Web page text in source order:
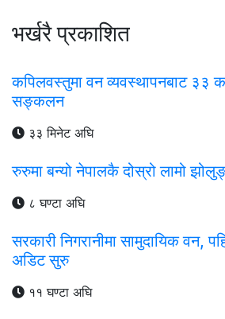
भर्खरै प्रकाशित
कपिलवस्तुमा वन व्यवस्थापनबाट ३३
सङ्कलन
३३ मिनेट अघि
रुरुमा बन्यो नेपालकै दोस्रो लामो
८ घण्टा अघि
सरकारी निगरानीमा सामुदायिक वन,
अडिट सुरु
११ घण्टा अघि